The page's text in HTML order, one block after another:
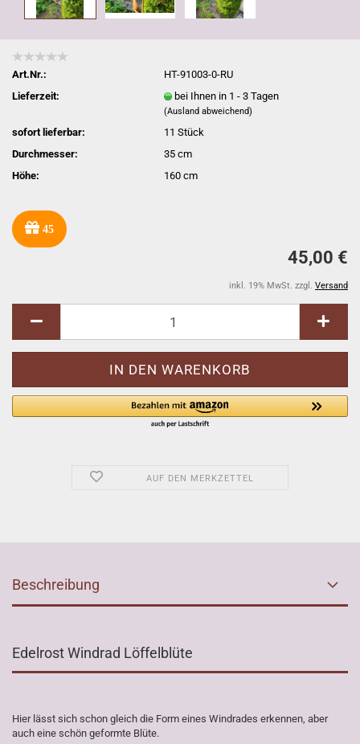
Art.Nr.:
HT-91003-0-RU
Lieferzeit:
bei Ihnen in 1 - 3 Tagen
(Ausland abweichend)
sofort lieferbar: 11Stück
Durchmesser:
35 cm
Höhe:
160 cm
45
45,00 €
inkl. 19% MwSt. zzgl. Versand
AUF DEN MERKZETTEL
Beschreibung
Edelrost Windrad Löffelblüte
Hier lässt sich schon gleich die Form eines Windrades erkennen, aber
auch eine schön geformte Blüte.